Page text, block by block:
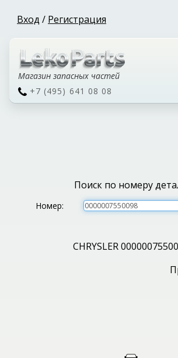
Вход / Регистрация
Магазин запасных частей
+7 (495) 641 08 08
Поиск по номеру
Номер:
CHRYSLER